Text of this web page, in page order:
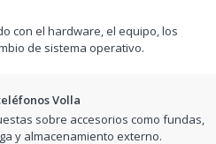
con el hardware, el equipo, los
de sistema operativo.
Volla
sobre accesorios como fundas,
y almacenamiento externo.